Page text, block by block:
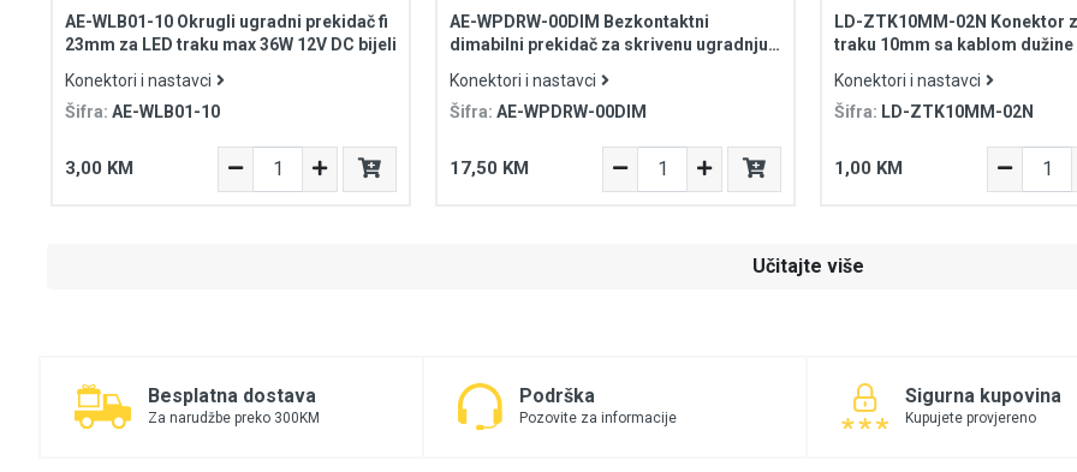
AE-WLB01-10 Okrugli ugradni prekidač fi
23mm za LED traku max 36W 12V DC bijeli
Konektori i nastavci
Šifra: AE-WLB01-10
3,00 KM
AE-WPDRW-00DIM Bezkontaktni
dimabilni prekidač za skrivenu ugradnju
Konektori i nastavci
Šifra: AE-WPDRW-00DIM
17,50 KM
LD-ZTK10MM-02N Konektor
traku 10mm sa kablom dužine
Konektori i nastavci
Šifra: LD-ZTK10MM-02N
1,00 KM
Učitajte više
Besplatna dostava
Za narudžbe preko 300KM
Podrška
Pozovite za informacije
Sigurna kupovina
Kupujete provjereno